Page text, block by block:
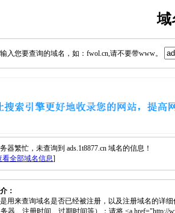
域
输入您要查询的域名，如：fwol.cn,请不要带www。
器繁忙，未查询到 ads.1t8877.cn 域名的信息！
看全部域名信息]
：
用来查询域名是否已经被注册，以及注册域名的详
器、注册时间、过期时间等）；请将 <a href="http://